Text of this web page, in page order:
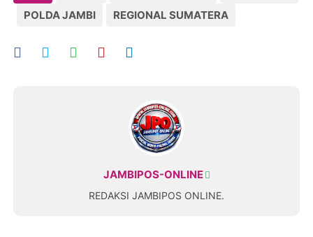
POLDA JAMBI
REGIONAL SUMATERA
JAMBIPOS-ONLINE
REDAKSI JAMBIPOS ONLINE.